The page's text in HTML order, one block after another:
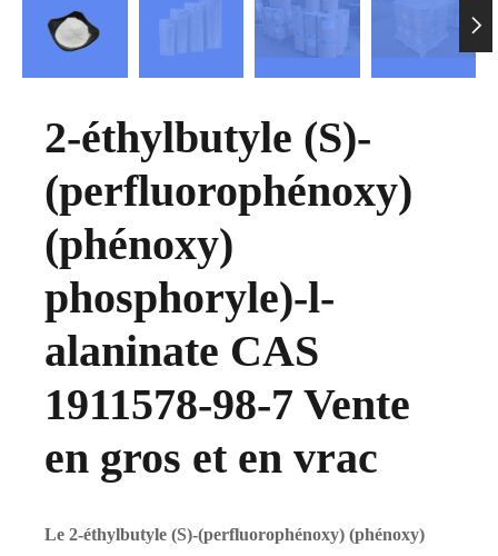

2-éthylbutyle (S)-
(perfluorophénoxy)
(phénoxy)
phosphoryle)-l-
alaninate CAS
1911578-98-7 Vente
en gros et en vrac
Le 2-éthylbutyle (S)-(perfluorophénoxy) (phénoxy)